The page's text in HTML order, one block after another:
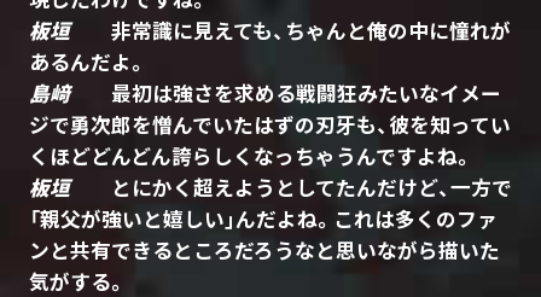
板垣非常識に見えても、ちゃんと俺の中に憧れが
あるんだよ。
島﨑最初は強さを求める戦闘狂みたいなイメー
ジで勇次郎を憎んでいたはずの刃牙も、彼を知ってい
くほどどんどん誇らしくなっちゃうんですよね。
板垣とにかく超えようとしてたんだけど、一方で
「親父が強いと嬉しい」んだよね。これは多くのファ
ンと共有できるところだろうなと思いながら描いた
気がする。